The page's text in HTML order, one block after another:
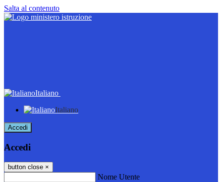
Salta al contenuto
Italiano
Italiano
Accedi
Accedi
button close ×
Nome Utente